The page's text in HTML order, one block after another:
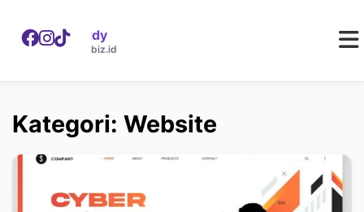
W WebDaddy
webdaddy.biz.id
Kategori: Website